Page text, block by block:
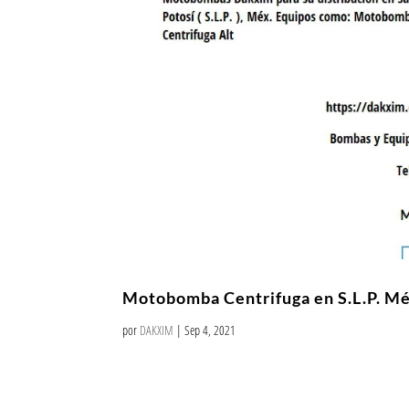
Motobomba Centrifuga en S.L.P.
por DAKXIM |Sep 4, 2021